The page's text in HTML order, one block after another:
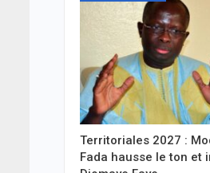
Territoriales 2027 :
Fada hausse le ton et